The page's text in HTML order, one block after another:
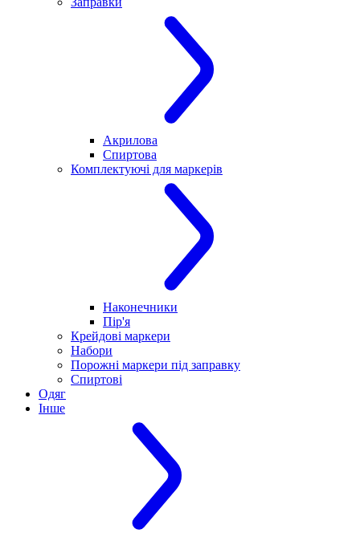
Акрилова
Спиртова
Комплектуючі для маркерів
Наконечники
Пір'я
Крейдові маркери
Набори
Порожні маркери під заправку
Спиртові
Одяг
Інше